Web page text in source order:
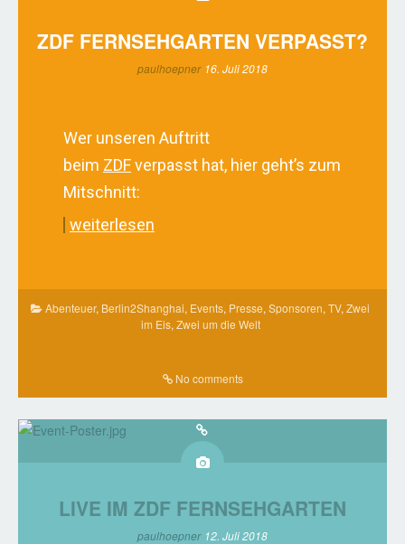
ZDF FERNSEHGARTEN VERPASST?
paulhoepner 16. Juli 2018
Wer unseren Auftritt
beim ZDFverpasst hat, hier geht’s zum
Mitschnitt:
weiterlesen
Abenteuer, Berlin2Shanghai, Events, Presse, Sponsoren, TV, Zwei
im Eis, Zwei um die Welt
No comments
LIVE IM ZDF FERNSEHGARTEN
paulhoepner 12. Juli 2018